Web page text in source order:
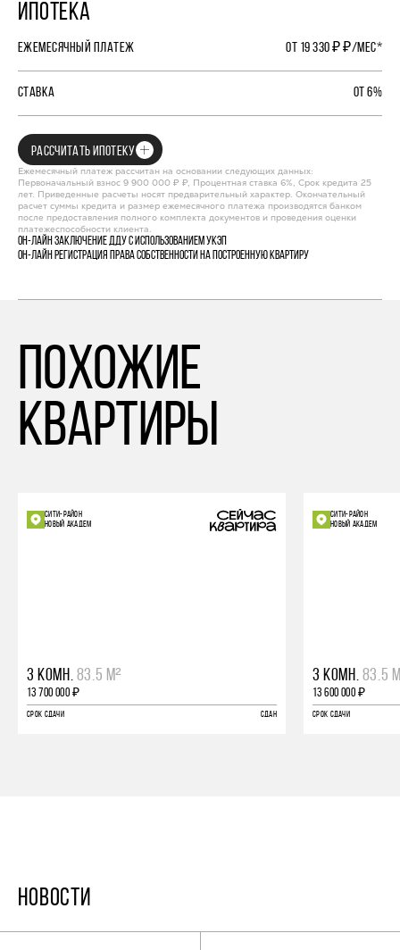
ИПОТЕКА
ЕЖЕМЕСЯЧНЫЙ ПЛАТЕЖ ОТ 19 330 ₽ ₽/МЕС*
СТАВКА ОТ 6%
РАССЧИТАТЬ ИПОТЕКУ
Ежемесячный платеж рассчитан на основании следующих данных:
Первоначальный взнос 9 900 000 ₽ ₽, Процентная ставка 6%, Срок кредита 25
лет. Приведенные расчеты носят предварительный характер. Окончательный
расчет суммы кредита и размер ежемесячного платежа производятся банком
после предоставления полного комплекта документов и проведения оценки
платежеспособности клиента.
Он-лайн заключение ДДУ с использованием УКЭП
Он-лайн регистрация права собственности на построенную квартиру
похожие
квартиры
СИТИ-РАЙОН
НОВЫЙ АКАДЕМ
3 КОМН. 83.5 М²
13 700 000 ₽
СРОК СДАЧИ СДАН
СИТИ-РАЙОН
НОВЫЙ АКАДЕМ
3 КОМН. 83.5
13 600 000 ₽
СРОК СДАЧИ
НОВОСТИ